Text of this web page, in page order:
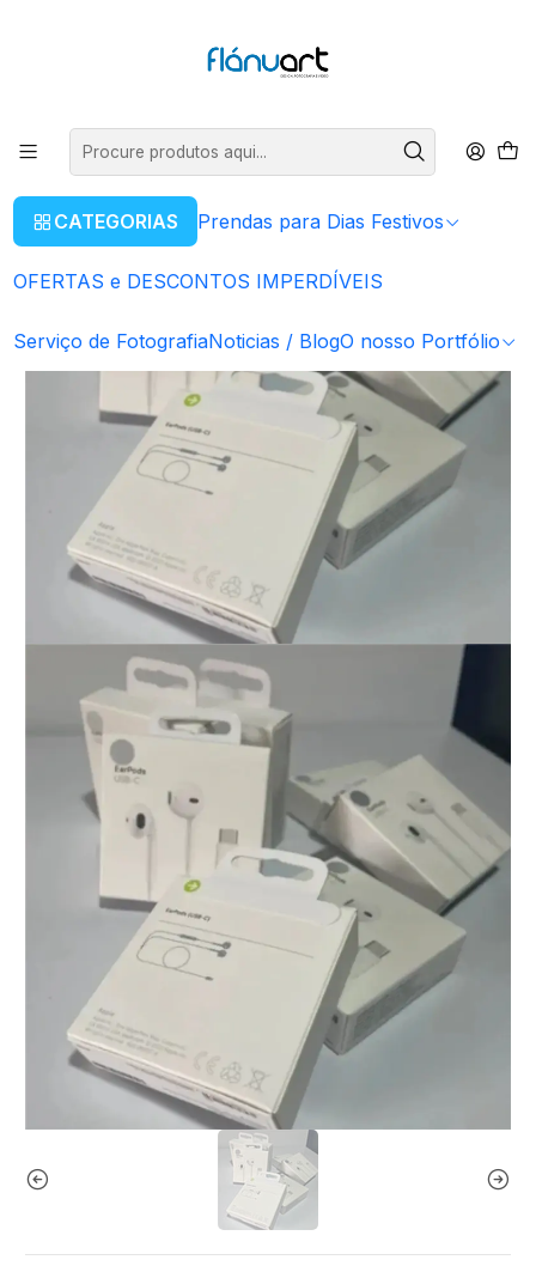
CATEGORIAS Prendas para Dias Festivos
OFERTAS e DESCONTOS IMPERDÍVEIS
Serviço de FotografiaNoticias / BlogO nosso Portfólio
Equipamentos Eletrônicos